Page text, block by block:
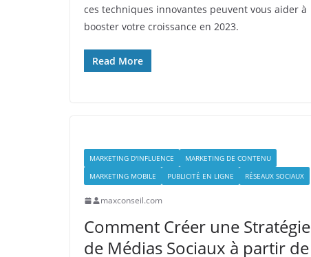
ces techniques innovantes peuvent vous aider à
booster votre croissance en 2023.
Read More
MARKETING D'INFLUENCE
MARKETING DE CONTENU
MARKETING MOBILE
PUBLICITÉ EN LIGNE RÉSEAUX SOCIAUX
maxconseil.com
Comment Créer une Stratégie
de Médias Sociaux à partir de